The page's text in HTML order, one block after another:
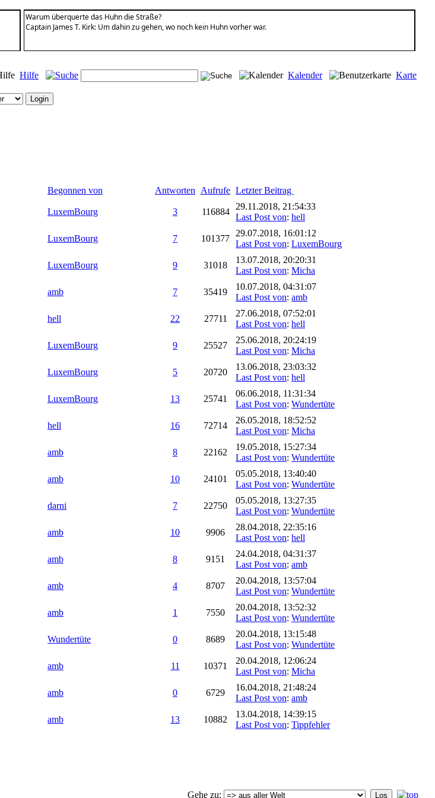
Warum überquerte das Huhn die Straße?
Captain James T. Kirk: Um dahin zu gehen, wo noch kein Huhn vorher war.
Hilfe Kalender
Karte
Begonnen von Antworten Aufrufe Letzter Beitrag
LuxemBourg 3 116884
29.11.2018, 21:54:33
Last Post von: hell
LuxemBourg 7 101377
29.07.2018, 16:01:12
Last Post von: LuxemBourg
LuxemBourg 9 31018
13.07.2018, 20:20:31
Last Post von: Micha
amb 7 35419
10.07.2018, 04:31:07
Last Post von: amb
hell 22 27711
27.06.2018, 07:52:01
Last Post von: hell
LuxemBourg 9 25527
25.06.2018, 20:24:19
Last Post von: Micha
LuxemBourg 5 20720
13.06.2018, 23:03:32
Last Post von: hell
LuxemBourg 13 25741
06.06.2018, 11:31:34
Last Post von: Wundertüte
hell 16 72714
26.05.2018, 18:52:52
Last Post von: Micha
amb 8 22162
19.05.2018, 15:27:34
Last Post von: Wundertüte
amb 10 24101
05.05.2018, 13:40:40
Last Post von: Wundertüte
darni 7 22750
05.05.2018, 13:27:35
Last Post von: Wundertüte
amb 10 9906
28.04.2018, 22:35:16
Last Post von: hell
amb 8 9151
24.04.2018, 04:31:37
Last Post von: amb
amb 4 8707
20.04.2018, 13:57:04
Last Post von: Wundertüte
amb 1 7550
20.04.2018, 13:52:32
Last Post von: Wundertüte
Wundertüte 0 8689
20.04.2018, 13:15:48
Last Post von: Wundertüte
amb 11 10371
20.04.2018, 12:06:24
Last Post von: Micha
amb 0 6729
16.04.2018, 21:48:24
Last Post von: amb
amb 13 10882
13.04.2018, 14:39:15
Last Post von: Tippfehler
Gehe zu: